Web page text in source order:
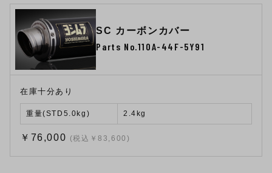
SC カーボンカバー
Parts No.110A-44F-5Y91
在庫十分あり
重量(STD5.0kg) 2.4kg
￥76,000 (税込￥83,600)